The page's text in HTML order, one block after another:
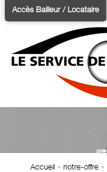
Accès Bailleur / Locataire
Accueil » notre-offre »